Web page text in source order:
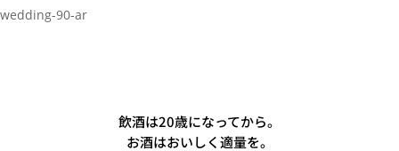
wedding-90-ar
飲酒は20歳になってから。
お酒はおいしく適量を。